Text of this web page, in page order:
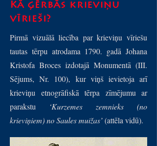
Kā ģērbās krieviņu
vīrieši?
Pirmā vizuālā liecība par krieviņu vīriešu
tautas tērpu atrodama 1790. gadā Johana
Kristofa Broces izdotajā Monumentā (III.
Sējums, Nr. 100), kur viņš ievietoja arī
krieviņu etnogrāfiskā tērpa zīmējumu ar
parakstu ‘Kurzemes zemnieks (no
krieviņiem) no Saules muižas’(attēla vidū).